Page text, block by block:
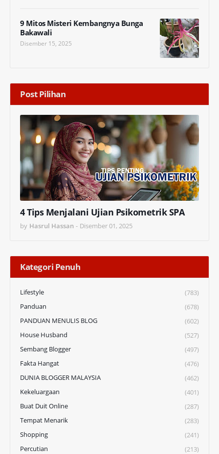
9 Mitos Misteri Kembangnya Bunga
Bakawali
Disember 15, 2025
Post Pilihan
4 Tips Menjalani Ujian Psikometrik SPA
by Hasrul Hassan - Disember 01, 2025
Kategori Penuh
Lifestyle
(783)
Panduan
(678)
PANDUAN MENULIS BLOG
(602)
House Husband
(527)
Sembang Blogger
(497)
Fakta Hangat
(476)
DUNIA BLOGGER MALAYSIA
(462)
Kekeluargaan
(401)
Buat Duit Online
(287)
Tempat Menarik
(283)
Shopping
(241)
Percutian
(213)